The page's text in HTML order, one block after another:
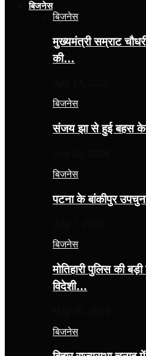
बिजनेस
बिजनेस
मुख्यमंत्री सम्राट
की…
बिजनेस
संजय झा से हुई बहस के
बिजनेस
पटना के बांकीपुर
बिजनेस
मोतिहारी पुलिस की
विदेशी…
बिजनेस